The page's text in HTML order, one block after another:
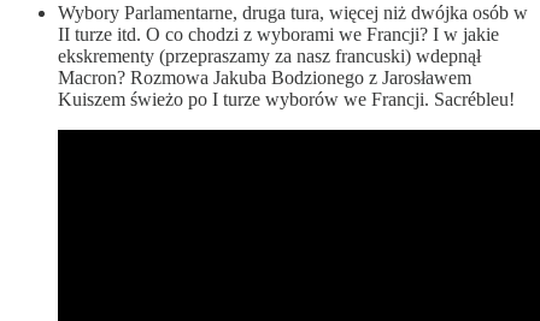
Wybory Parlamentarne, druga tura, więcej niż dwójka osób w
II turze itd. O co chodzi z wyborami we Francji? I w jakie
ekskrementy (przepraszamy za nasz francuski) wdepnął
Macron? Rozmowa Jakuba Bodzionego z Jarosławem
Kuiszem świeżo po I turze wyborów we Francji. Sacrébleu!